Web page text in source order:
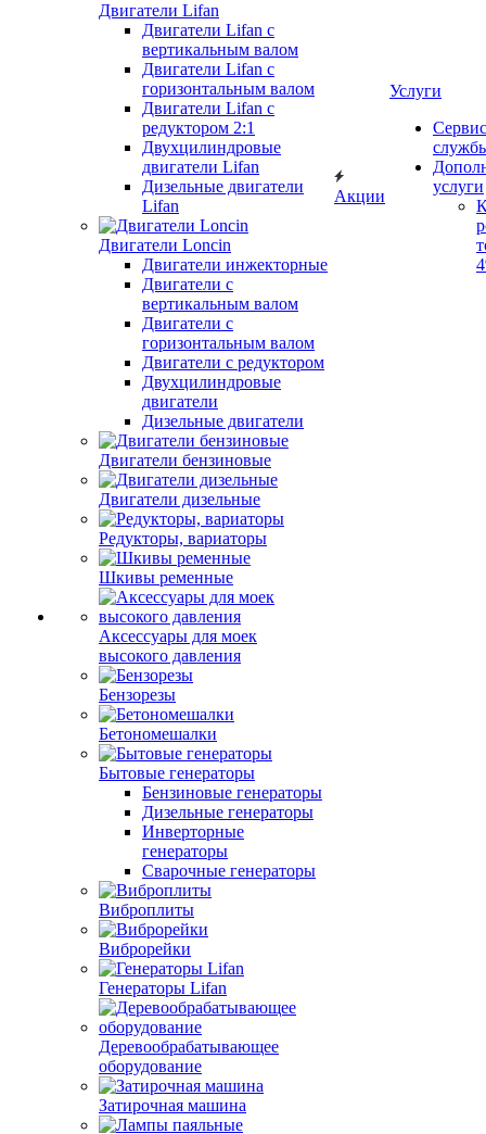
Двигатели Lifan
Двигатели Lifan с
вертикальным валом
Двигатели Lifan с
горизонтальным валом
Двигатели Lifan с
редуктором 2:1
Двухцилиндровые
двигатели Lifan
Дизельные двигатели
Lifan
Двигатели Loncin
Двигатели инжекторные
Двигатели с
вертикальным валом
Двигатели с
горизонтальным валом
Двигатели с редуктором
Двухцилиндровые
двигатели
Дизельные двигатели
Двигатели бензиновые
Двигатели дизельные
Редукторы, вариаторы
Шкивы ременные
Аксессуары для моек
высокого давления
Бензорезы
Бетономешалки
Бытовые генераторы
Бензиновые генераторы
Дизельные генераторы
Инверторные
генераторы
Сварочные генераторы
Виброплиты
Виброрейки
Генераторы Lifan
Деревообрабатывающее
оборудование
Затирочная машина
Акции
Услуги
услуги